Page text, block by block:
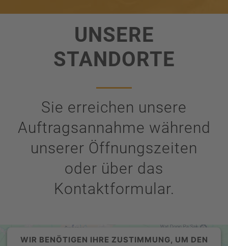
UNSERE
STANDORTE
Sie erreichen unsere
Auftragsannahme während
unserer Öffnungszeiten
oder über das
Kontaktformular.
WIR BENÖTIGEN IHRE ZUSTIMMUNG, UM DEN